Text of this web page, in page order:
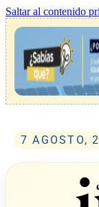
Saltar al contenido
7 AGOSTO,